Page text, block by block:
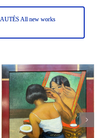
All new works
Rare Lampe
Piano, modèle
n°58, Jacques LE
CHEVALLIER
(1896-1987) et
René KOECHLIN
(1866-1951),